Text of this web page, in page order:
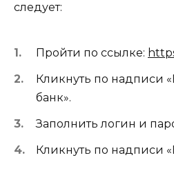
следует:
Пройти по ссылке:
Кликнуть по надписи
банк».
Заполнить логин и
Кликнуть по надписи